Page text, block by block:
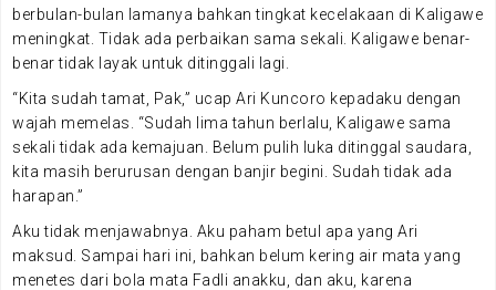
berbulan-bulan lamanya bahkan tingkat kecelakaan di Kaligawe
meningkat. Tidak ada perbaikan sama sekali. Kaligawe benar-
benar tidak layak untuk ditinggali lagi.
“Kita sudah tamat, Pak,” ucap Ari Kuncoro kepadaku dengan
wajah memelas. “Sudah lima tahun berlalu, Kaligawe sama
sekali tidak ada kemajuan. Belum pulih luka ditinggal saudara,
kita masih berurusan dengan banjir begini. Sudah tidak ada
harapan.”
Aku tidak menjawabnya. Aku paham betul apa yang Ari
maksud. Sampai hari ini, bahkan belum kering air mata yang
menetes dari bola mata Fadli anakku, dan aku, karena